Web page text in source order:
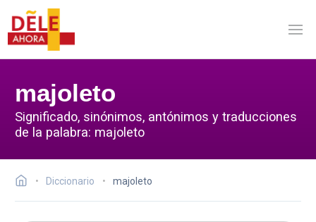
majoleto
Significado, sinónimos, antónimos y traducciones
de la palabra: majoleto
Diccionario majoleto